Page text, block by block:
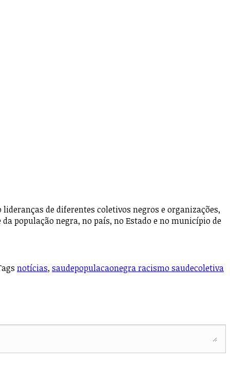
de diferentes coletivos negros e organizações,
população negra, no país, no Estado e no município de
notícias, saudepopulacaonegra racismo saudecoletiva